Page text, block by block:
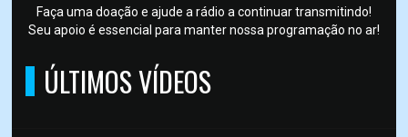
Faça uma doação e ajude a rádio a continuar transmitindo!
Seu apoio é essencial para manter nossa programação no ar!
ÚLTIMOS VÍDEOS